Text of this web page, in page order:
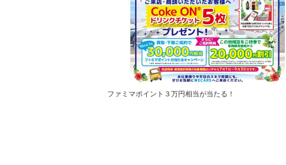
ファミマポイント３万円相当が当たる！